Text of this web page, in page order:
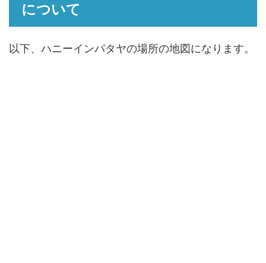
について
以下、ハニーインパタヤの場所の地図になります。